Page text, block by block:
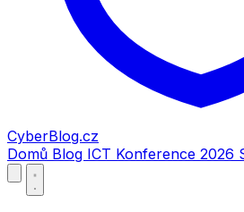
CyberBlog.cz
Domů Blog ICT Konference 2026